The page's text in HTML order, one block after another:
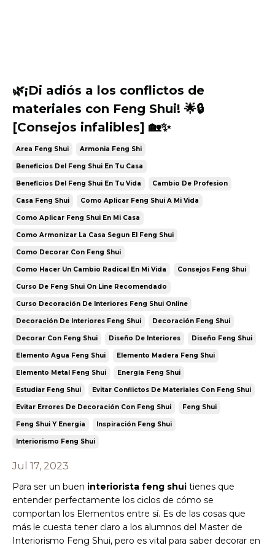
🌿¡Di adiós a los conflictos de
materiales con Feng Shui! 🌟🔒
[Consejos infalibles] 🏡✨
Area Feng Shui Armonia Feng Shi
Beneficios Del Feng Shui En Tu Casa
Beneficios Del Feng Shui En Tu Vida Cambio De Profesion
Casa Feng Shui Como Aplicar Feng Shui A Mi Vida
Como Aplicar Feng Shui En Mi Casa
Como Armonizar La Casa Segun El Feng Shui
Como Decorar Con Feng Shui
Como Hacer Un Cambio Radical En Mi Vida Consejos Feng Shui
Curso De Feng Shui On Line Recomendado
Curso Decoración De Interiores Feng Shui Online
Decoración De Interiores Feng Shui Decoración Feng Shui
Decorar Con Feng Shui Diseño De Interiores Diseño Feng Shui
Elemento Agua Feng Shui Elemento Madera Feng Shui
Elemento Metal Feng Shui Energía Feng Shui
Estudiar Feng Shui Evitar Conflictos De Materiales Con Feng Shui
Evitar Errores De Decoración Con Feng Shui Feng Shui
Feng Shui Y Energia Inspiración Feng Shui
Interiorismo Feng Shui
Jul 17, 2023
Para ser un buen interiorista feng shui tienes que
entender perfectamente los ciclos de cómo se
comportan los Elementos entre sí. Es de las cosas que
más le cuesta tener claro a los alumnos del Master de
Interiorismo Feng Shui, pero es vital para saber decorar en